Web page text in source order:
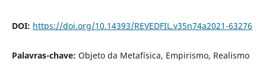
DOI: https://doi.org/10.14393/REVEDFIL.v35n74a2021-63276
Palavras-chave: Objeto da Metafísica, Empirismo, Realismo